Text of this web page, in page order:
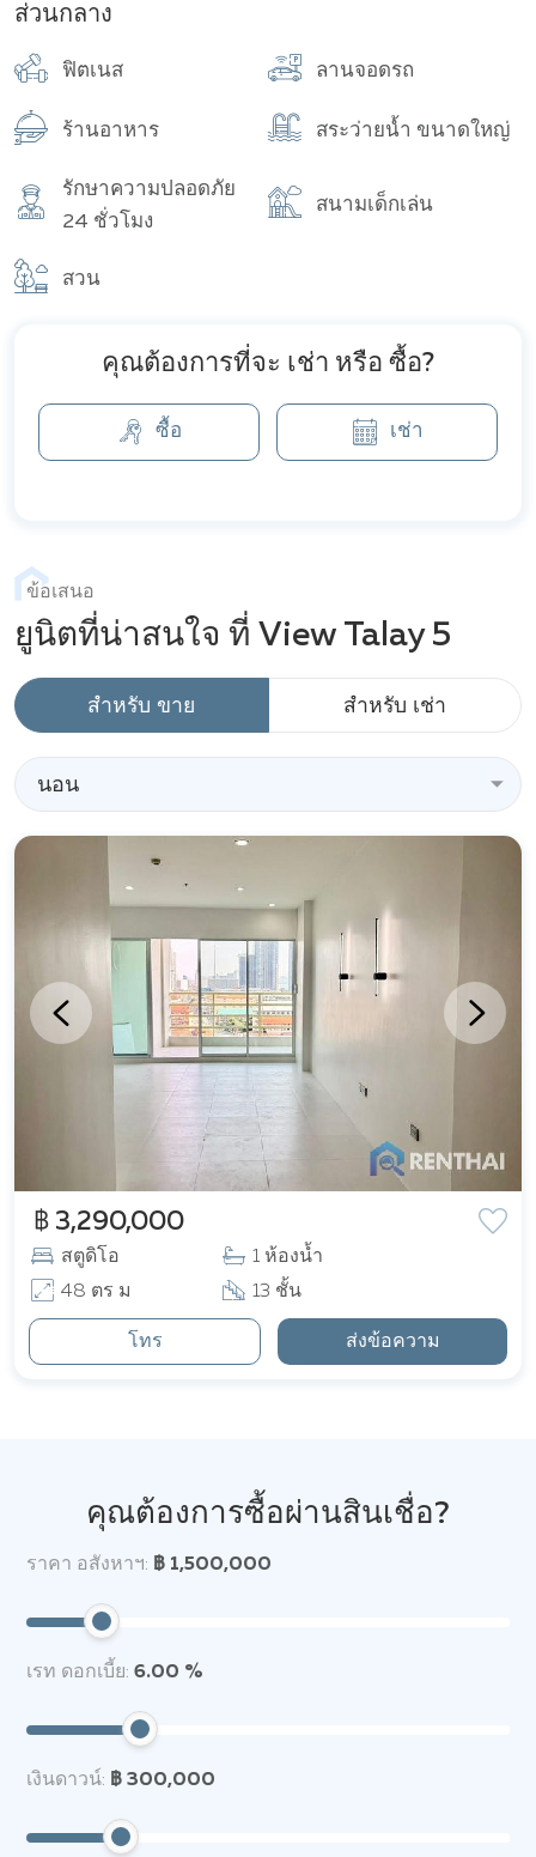
ฟิตเนส ที่จอดรถ สวน บาร์ข้างสระน้ำ อินเทอร์เน็ต Wi-Fi
โครงการตั้งอยู่ในทำเลที่สะดวกสบาย สามารถเดินทางไปยัง
ง่าย
วิวทะเล จอมเทียน คอนโดมิเนียม บีช โครงการ 5 เป็นตัว
เลือกที่สมบูรณ์แบบสำหรับผู้ที่ต้องการห้องพักที่ทันสมัยและ
อบอุ่นในพัทยา พร้อมวิวทะเลที่สวยงามและความใกล้ชิดกับ
ชายหาด
ส่วนกลาง
ฟิตเนส ลานจอดรถ
ร้านอาหาร สระว่ายน้ำ ขนาดใหญ่
รักษาความปลอดภัย
24 ชั่วโมง
สนามเด็กเล่น
สวน
คุณต้องการที่จะ เช่า หรือ ซื้อ?
ซื้อ เช่า
ข้อเสนอ
ยูนิตที่น่าสนใจ ที่ View Talay 5
สำหรับ ขาย สำหรับ เช่า
นอน
฿ 3,290,000
สตูดิโอ
1 ห้องน้ำ
48 ตร ม
13 ชั้น
โทร ส่งข้อความ
คุณต้องการซื้อผ่านสินเชื่อ?
ราคา อสังหาฯ: ฿ 1,500,000
เรท ดอกเบี้ย: 6.00 %
เงินดาวน์: ฿ 300,000